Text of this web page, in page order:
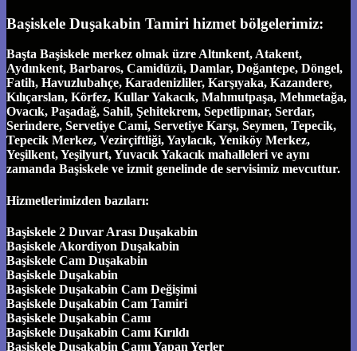
Başiskele Duşakabin Tamiri hizmet bölgelerimiz:
Başta Başiskele merkez olmak üzre Altınkent, Atakent,
Aydınkent, Barbaros, Camidüzü, Damlar, Doğantepe, Döngel,
Fatih, Havuzlubahçe, Karadenizliler, Karşıyaka, Kazandere,
Kılıçarslan, Körfez, Kullar Yakacık, Mahmutpaşa, Mehmetağa,
Ovacık, Paşadağ, Sahil, Şehitekrem, Sepetlipınar, Serdar,
Serindere, Servetiye Cami, Servetiye Karşı, Seymen, Tepecik,
Tepecik Merkez, Vezirçiftliği, Yaylacık, Yeniköy Merkez,
Yeşilkent, Yeşilyurt, Yuvacık Yakacık mahalleleri ve aynı
zamanda Başiskele ve izmit genelinde de servisimiz mevcuttur.
Hizmetlerimizden bazıları:
Başiskele 2 Duvar Arası Duşakabin
Başiskele Akordiyon Duşakabin
Başiskele Cam Duşakabin
Başiskele Duşakabin
Başiskele Duşakabin Cam Değişimi
Başiskele Duşakabin Cam Tamiri
Başiskele Duşakabin Camı
Başiskele Duşakabin Camı Kırıldı
Başiskele Duşakabin Camı Yapan Yerler